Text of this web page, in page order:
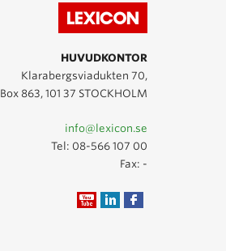
HUVUDKONTOR
Klarabergsviadukten 70,
Box 863, 101 37 STOCKHOLM
info@lexicon.se
Tel: 08-566 107 00
Fax: -